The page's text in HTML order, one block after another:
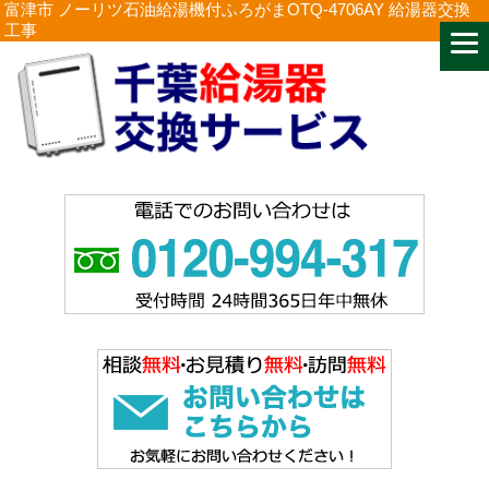
富津市 ノーリツ石油給湯機付ふろがまOTQ-4706AY 給湯器交換
工事